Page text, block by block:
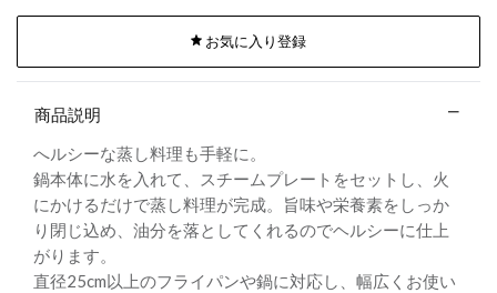
お気に入り登録
商品説明
へルシーな蒸し料理も手軽に。
鍋本体に水を入れて、スチームプレートをセットし、火
にかけるだけで蒸し料理が完成。旨味や栄養素をしっか
り閉じ込め、油分を落としてくれるのでヘルシーに仕上
がります。
直径25cm以上のフライパンや鍋に対応し、幅広くお使い